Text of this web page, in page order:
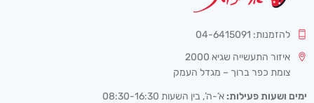
להזמנות: 04-6415091
איזור התעשייה שגיא 2000
צומת כפר ברוך – מגדל העמק
ימים ושעות פעילות: א’-ה’, בין השעות 08:30-16:30